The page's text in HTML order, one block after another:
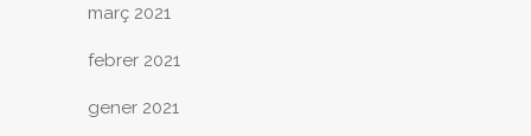
març 2021
febrer 2021
gener 2021